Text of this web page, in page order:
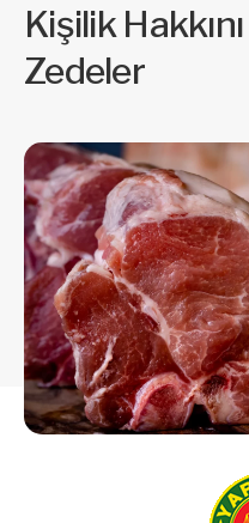
Kişilik Hakkını
Zedeler